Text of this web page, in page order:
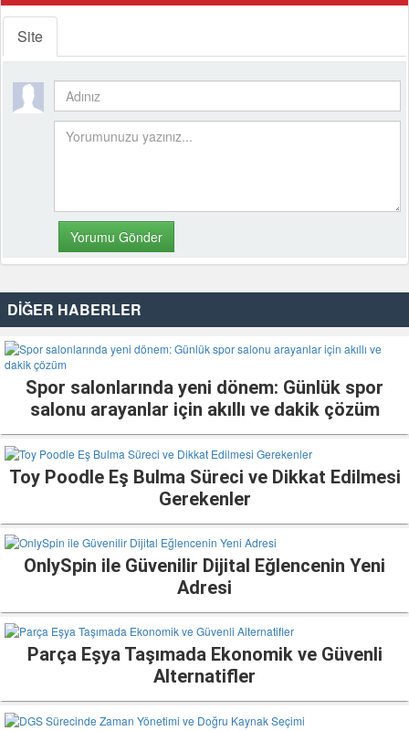
Site
DİĞER HABERLER
Spor salonlarında yeni dönem: Günlük spor
salonu arayanlar için akıllı ve dakik çözüm
Toy Poodle Eş Bulma Süreci ve Dikkat Edilmesi
Gerekenler
OnlySpin ile Güvenilir Dijital Eğlencenin Yeni
Adresi
Parça Eşya Taşımada Ekonomik ve Güvenli
Alternatifler